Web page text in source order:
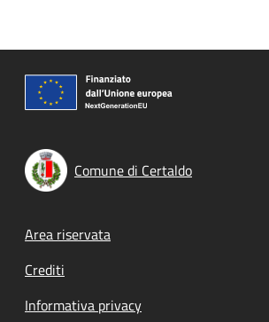
Comune di Certaldo
Footer menu
Area riservata
Crediti
Informativa privacy